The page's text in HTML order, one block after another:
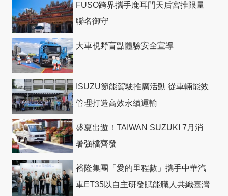
FUSO跨界攜手鹿耳門天后宮推限量
聯名御守
大車視野盲點體驗安全宣導
ISUZU節能駕駛推廣活動 從車輛能效
管理打造高效永續運輸
盛夏出遊！TAIWAN SUZUKI 7月消
暑強檔齊發
裕隆集團「愛的里程數」攜手中華汽
車ET35以自主研發賦能職人共織臺灣